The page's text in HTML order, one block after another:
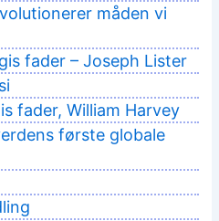
måden vi
fader – Joseph Lister
fader, William Harvey
første globale